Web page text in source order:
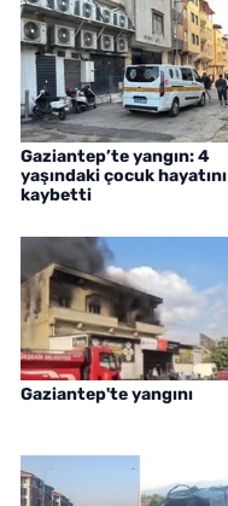
Gaziantep’te yangın: 4
yaşındaki çocuk hayatını
kaybetti
Gaziantep'te yangını